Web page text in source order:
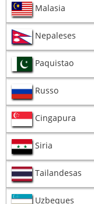
Malasia
Nepaleses
Paquistao
Russo
Cingapura
Siria
Tailandesas
Uzbeques